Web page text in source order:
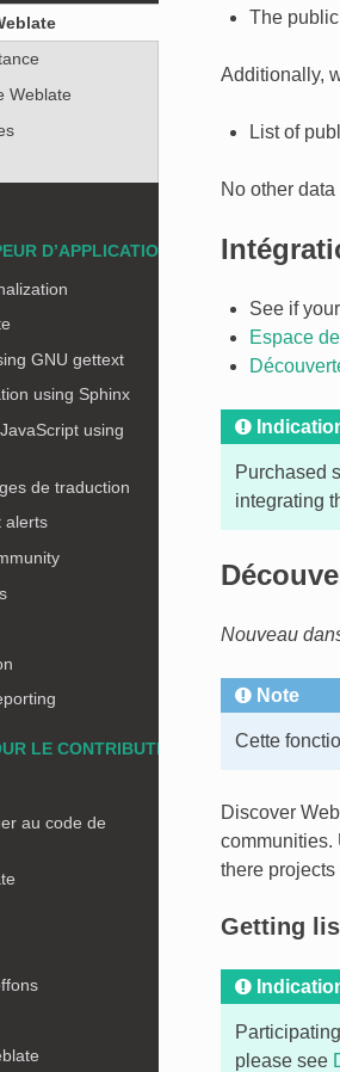
Weblate
D’APPLICATIONS
GNU gettext
using Sphinx
using
de traduction
alerts
LE CONTRIBUTEUR
au code de
The
Additionally,
List of
No other
See if
Espace
Purchased
integrating
Nouveau
Note
Cette
Discover
communities.
there projects
Getting
please see